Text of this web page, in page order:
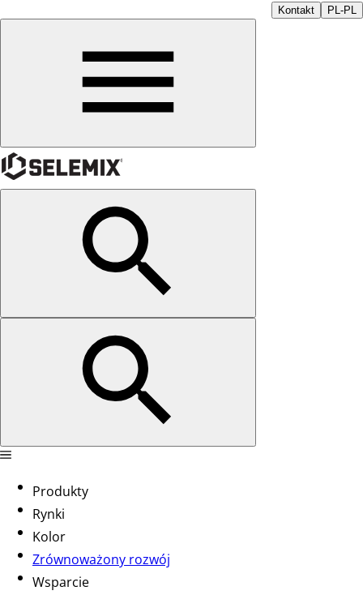
Kontakt PL-PL
Produkty
Rynki
Kolor
Zrównoważony rozwój
Wsparcie